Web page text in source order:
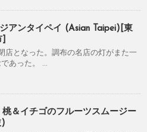
ジアンタイペイ (Asian Taipei)[東
]
店となった。調布の名店の灯がまた一
あった。 ...
＆イチゴのフルーツスムージー
)